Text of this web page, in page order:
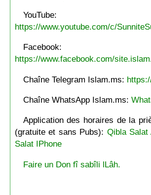
YouTube:
https://www.youtube.com/c/
Facebook:
https://www.facebook.com/
Chaîne Telegram Islam.ms:
Chaîne WhatsApp Islam.ms:
Application des horaires de la
(gratuite et sans Pubs): Qibla Salat
Salat IPhone
Faire un Don fî sabîli lLâh.